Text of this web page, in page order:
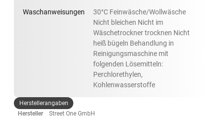
Waschanweisungen
30°C Feinwäsche/Wollwäsche
Nicht bleichen Nicht im
Wäschetrockner trocknen Nicht
heiß bügeln Behandlung in
Reinigungsmaschine mit
folgenden Lösemitteln:
Perchlorethylen,
Kohlenwasserstoffe
Herstellerangaben
Hersteller
Street One GmbH